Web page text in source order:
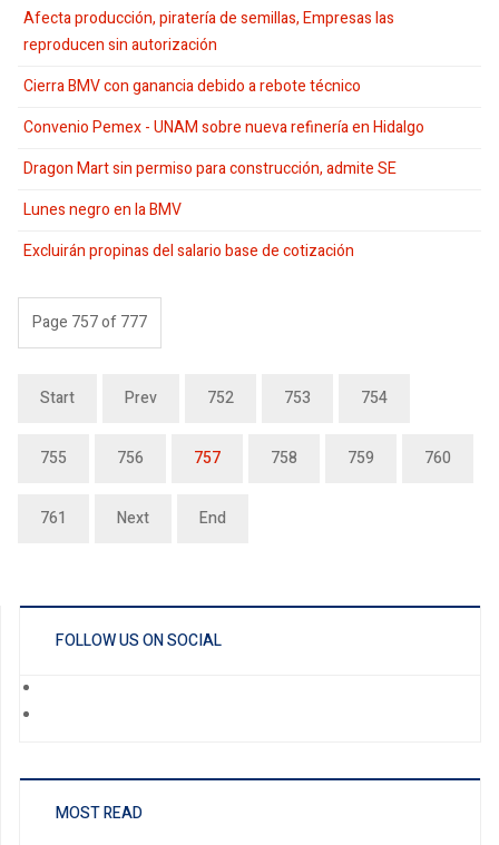
Afecta producción, piratería de semillas, Empresas las
reproducen sin autorización
Cierra BMV con ganancia debido a rebote técnico
Convenio Pemex - UNAM sobre nueva refinería en Hidalgo
Dragon Mart sin permiso para construcción, admite SE
Lunes negro en la BMV
Excluirán propinas del salario base de cotización
Page 757 of 777
Start Prev 752 753 754
755 756 757 758 759 760
761 Next End
FOLLOW US ON SOCIAL
MOST READ